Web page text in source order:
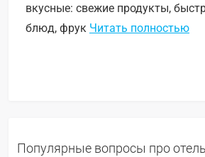
вкусные: свежие продукты,
блюд, фрук Читать полностью
Популярные вопросы про